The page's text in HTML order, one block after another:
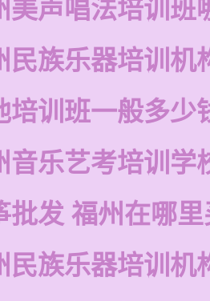
美声唱法培训班
民族乐器培训机
培训班一般多少
音乐艺考培训学
批发 福州在哪
民族乐器培训机